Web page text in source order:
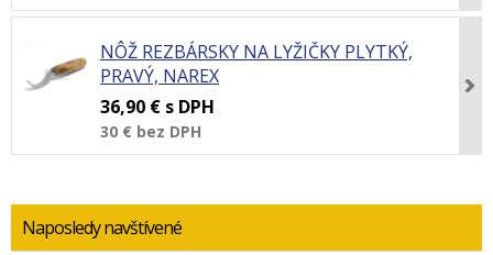
NÔŽ REZBÁRSKY NA LYŽIČKY PLYTKÝ,
PRAVÝ, NAREX
36,90 € s DPH
30 € bez DPH
Naposledy navštívené